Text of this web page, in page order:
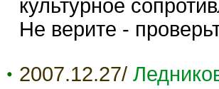
культурное
Не верите -
2007.12.27/